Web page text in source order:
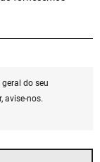
do seu
avise-nos.